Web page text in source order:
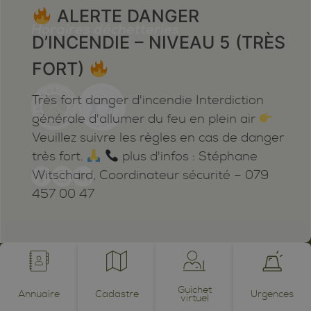
Annuaire Cadastre Guichet
virtuel Urgences
direction jaunes à pointe blanc-
rouge-blanc, marquages blanc-
rouge-blanc.
Sentiers pédestres
Randonnées et parcours
sportifs
Horaires déchetteries
powered by /BOOMERANG
photos by JEAN-CLAUDE ROH ©
ALERTE DANGER
D’INCENDIE – NIVEAU 5 (TRÈS
FORT)
Très fort danger d'incendie Interdiction
générale d'allumer du feu en plein air
Veuillez suivre les règles en cas de danger
très fort.
plus d'infos : Stéphane
Witschard, Coordinateur sécurité – 079
457 00 47